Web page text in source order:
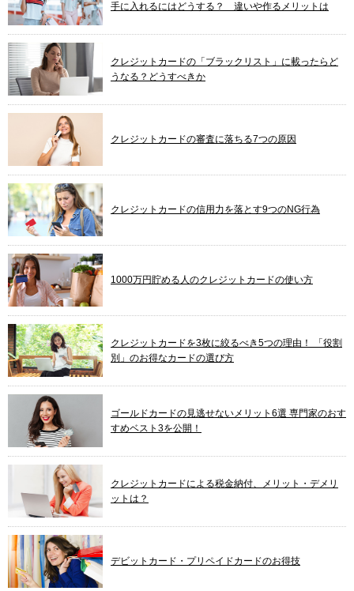
手に入れるにはどうする？ 違いや作るメリットは
クレジットカードの「ブラックリスト」に載ったらど
うなる？どうすべきか
クレジットカードの審査に落ちる7つの原因
クレジットカードの信用力を落とす9つのNG行為
1000万円貯める人のクレジットカードの使い方
クレジットカードを3枚に絞るべき5つの理由！ 「役割
別」のお得なカードの選び方
ゴールドカードの見逃せないメリット6選 専門家のおす
すめベスト3を公開！
クレジットカードによる税金納付、メリット・デメリ
ットは？
デビットカード・プリペイドカードのお得技